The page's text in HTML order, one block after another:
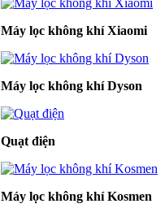
Máy lọc không khí Xiaomi
Máy lọc không khí Dyson
Quạt điện
Máy lọc không khí Kosmen